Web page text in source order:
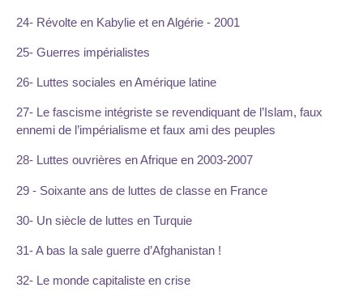
24- Révolte en Kabylie et en Algérie - 2001
25- Guerres impérialistes
26- Luttes sociales en Amérique latine
27- Le fascisme intégriste se revendiquant de l’Islam, faux
ennemi de l’impérialisme et faux ami des peuples
28- Luttes ouvrières en Afrique en 2003-2007
29 - Soixante ans de luttes de classe en France
30- Un siècle de luttes en Turquie
31- A bas la sale guerre d’Afghanistan !
32- Le monde capitaliste en crise